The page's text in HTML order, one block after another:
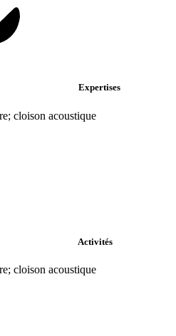
Expertises
cloison acoustique
Activités
cloison acoustique